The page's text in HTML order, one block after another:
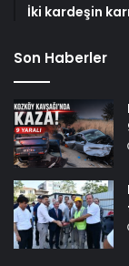
İki kardeşin
Son Haberler